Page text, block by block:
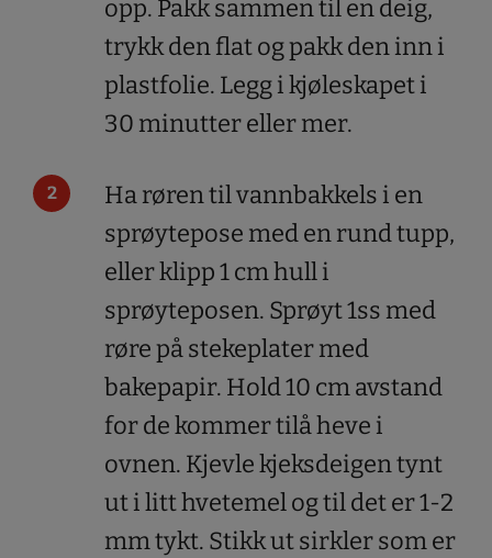
opp. Pakk sammen til en deig,
trykk den flat og pakk den inn i
plastfolie. Legg i kjøleskapet i
30 minutter eller mer.
Ha røren til vannbakkels i en
sprøytepose med en rund tupp,
eller klipp 1 cm hull i
sprøyteposen. Sprøyt 1ss med
røre på stekeplater med
bakepapir. Hold 10 cm avstand
for de kommer tilå heve i
ovnen. Kjevle kjeksdeigen tynt
ut i litt hvetemel og til det er 1-2
mm tykt. Stikk ut sirkler som er